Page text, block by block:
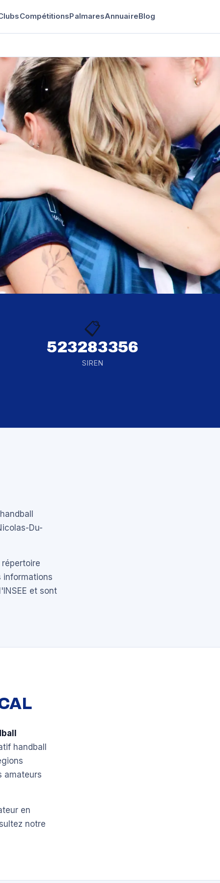
CompétitionsPalmaresAnnuaireBlog
📋
523283356
SIREN
Du-
informations
et sont
handball
amateurs
en
notre